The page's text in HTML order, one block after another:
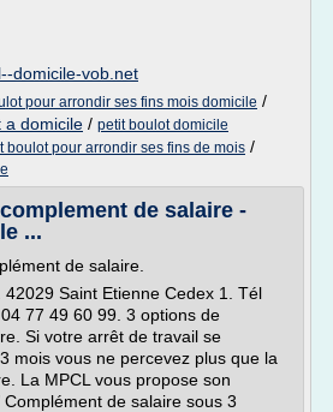
domicile-vob.net
pour arrondir ses fins mois domicile /
a domicile / petit boulot domicile
boulot pour arrondir ses fins de mois /
de salaire -
...
de salaire.
Saint Etienne Cedex 1. Tél
77 49 60 99. 3 options de
Si votre arrêt de travail se
mois vous ne percevez plus que la
La MPCL vous propose son
de salaire sous 3